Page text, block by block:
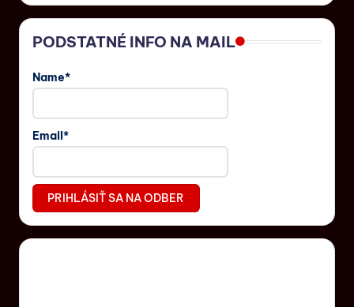
PODSTATNÉ INFO NA MAIL
Name*
Email*